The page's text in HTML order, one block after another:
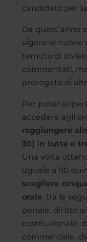
candidato per
Da quest’anno
vigore le nuove
temuto di
commentati,
prorogata di
Per poter
accedere agli
raggiungere
30) in tutte e
Una volta
uguale a 90
scegliere
orale, tra le
penale, diritto
costituzionale,
commerciale,